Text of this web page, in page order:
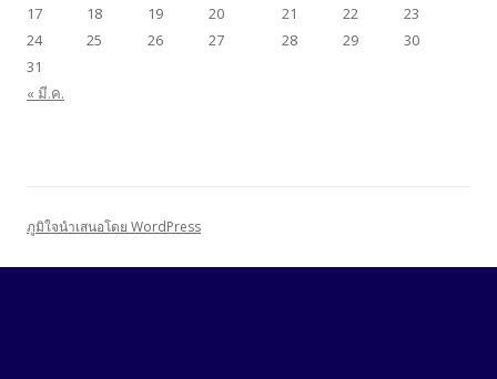
« มี.ค.
17 18 19 20 21 22
23
24
25 26 27 28 29
30
31
ภูมิใจนำเสนอโดย WordPress